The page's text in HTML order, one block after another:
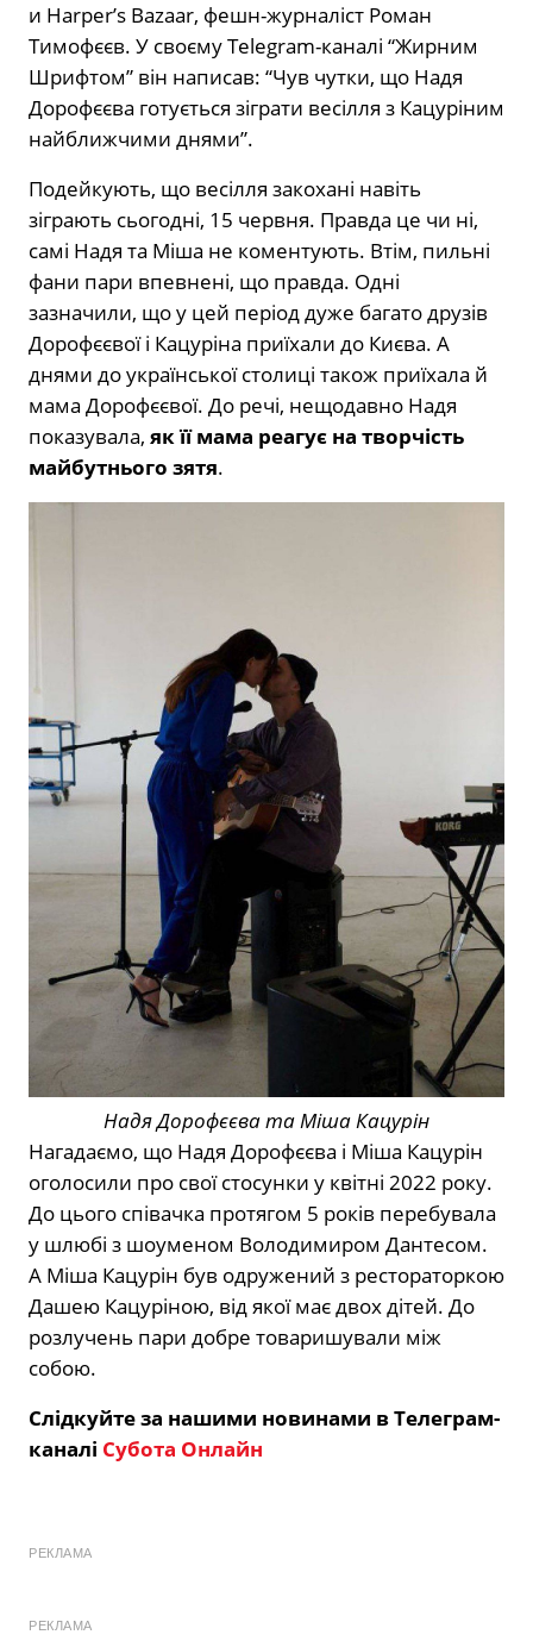
и Harper’s Bazaar, фешн-журналіст Роман
Тимофєєв. У своєму Telegram-каналі “Жирним
Шрифтом” він написав: “Чув чутки, що Надя
Дорофєєва готується зіграти весілля з Кацуріним
найближчими днями”.
Подейкують, що весілля закохані навіть
зіграють сьогодні, 15 червня. Правда це чи ні,
самі Надя та Міша не коментують. Втім, пильні
фани пари впевнені, що правда. Одні
зазначили, що у цей період дуже багато друзів
Дорофєєвої і Кацуріна приїхали до Києва. А
днями до української столиці також приїхала й
мама Дорофєєвої. До речі, нещодавно Надя
показувала, як її мама реагує на творчість
майбутнього зятя.
Надя Дорофєєва та Міша Кацурін
Нагадаємо, що Надя Дорофєєва і Міша Кацурін
оголосили про свої стосунки у квітні 2022 року.
До цього співачка протягом 5 років перебувала
у шлюбі з шоуменом Володимиром Дантесом.
А Міша Кацурін був одружений з рестораторкою
Дашею Кацуріною, від якої має двох дітей. До
розлучень пари добре товаришували між
собою.
Слідкуйте за нашими новинами в Телеграм-
каналі Субота Онлайн
РЕКЛАМА
РЕКЛАМА